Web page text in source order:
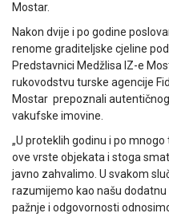
Mostar.
Nakon dvije i po godine
renome graditeljske cjeline
Predstavnici Medžlisa IZ-e
rukovodstvu turske agencije
Mostar prepoznali
vakufske imovine.
„U proteklih godinu i po
ove vrste objekata i stoga
javno zahvalimo. U svakom
razumijemo kao našu
pažnje i odgovornosti